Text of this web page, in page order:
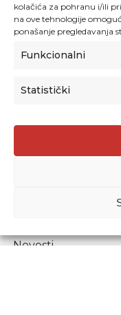
kolačića za pohranu i/ili
na ove tehnologije
ponašanje pregledavanja
Funkcionalni
Statistički
Agencija za odgoj i
Donje Svetice 38,
Prenošenje sadržaja
Novosti